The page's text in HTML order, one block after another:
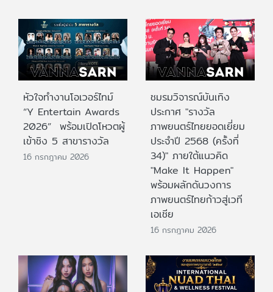
หัวใจทำงานโอเวอร์ไทม์
“Y Entertain Awards
2026” พร้อมเปิดโหวตผู้
เข้าชิง 5 สาขารางวัล
16 กรกฎาคม 2026
ชมรมวิจารณ์บันเทิง
ประกาศ "รางวัล
ภาพยนตร์ไทยยอดเยี่ยม
ประจําปี 2568 (ครั้งที่
34)" ภายใต้แนวคิด
"Make It Happen"
พร้อมผลักดันวงการ
ภาพยนตร์ไทยก้าวสู่เวที
เอเชีย
16 กรกฎาคม 2026